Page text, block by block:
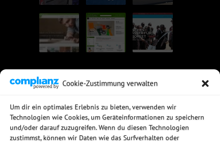
Cookie-Zustimmung verwalten
Um dir ein optimales Erlebnis zu bieten, verwenden wir
Technologien wie Cookies, um Geräteinformationen zu speichern
und/oder darauf zuzugreifen. Wenn du diesen Technologien
zustimmst, können wir Daten wie das Surfverhalten oder
Rechtssichere Email-Archivierung
MDaemon Mail- & Groupwareserver
Virtualisierung mit vmWare